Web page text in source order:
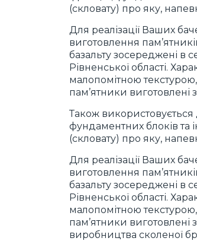
(скловату) про яку,
Для реалізації Ваших
виготовлення
базальту зосереджені в
Рівненської області.
малопомітною
пам’ятники виготовлені
Також
фундаментних блоків та
(скловату) про яку,
Для реалізації Ваших
виготовлення
базальту зосереджені в
Рівненської області.
малопомітною
пам’ятники виготовлені
виробництва сколеної